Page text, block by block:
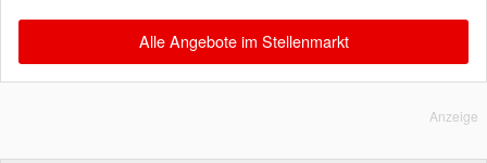
Alle Angebote im Stellenmarkt
Anzeige